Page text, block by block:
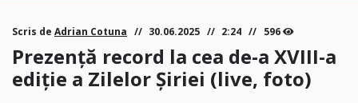
Scris de Adrian Cotuna 30.06.2025 2:24 596
Prezență record la cea de-a XVIII-a
ediție a Zilelor Șiriei (live, foto)